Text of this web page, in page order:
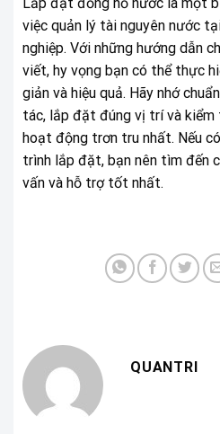
việc quản lý tài nguyên nước
nghiệp. Với những hướng dẫn
viết, hy vọng bạn có thể thực
giản và hiệu quả. Hãy nhớ
tác, lắp đặt đúng vị trí và
hoạt động trơn tru nhất. Nếu
trình lắp đặt, bạn nên tìm đến
vấn và hỗ trợ tốt nhất.
QUANTRI